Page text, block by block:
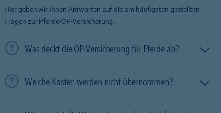
Hier geben wir Ihnen Antworten auf die am häufigsten gestellten
Fragen zur Pferde-OP-Versicherung.
Was deckt die OP-Versicherung für Pferde ab?
Welche Kosten werden nicht übernommen?